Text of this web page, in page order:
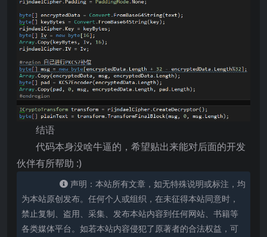
结语
代码本身没啥牛逼的，希望贴出来能对后面的开发
伙伴有所帮助 :)
声明：本站所有文章，如无特殊说明或标注，均
为本站原创发布。任何个人或组织，在未征得本站同意时，
禁止复制、盗用、采集、发布本站内容到任何网站、书籍等
各类媒体平台。如若本站内容侵犯了原著者的合法权益，可